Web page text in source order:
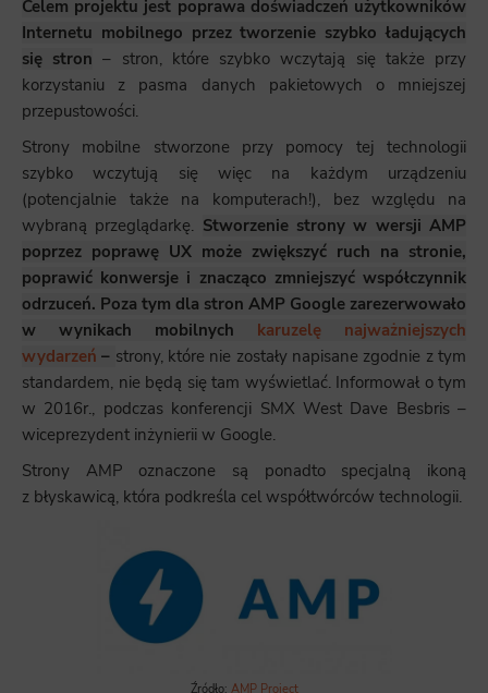
Celem projektu jest poprawa doświadczeń użytkowników
Internetu mobilnego przez tworzenie szybko ładujących
się stron – stron, które szybko wczytają się także przy
korzystaniu z pasma danych pakietowych o mniejszej
przepustowości.
Strony mobilne stworzone przy pomocy tej technologii
szybko wczytują się więc na każdym urządzeniu
(potencjalnie także na komputerach!), bez względu na
wybraną przeglądarkę. Stworzenie strony w wersji AMP
poprzez poprawę UX może zwiększyć ruch na stronie,
poprawić konwersje i znacząco zmniejszyć współczynnik
odrzuceń. Poza tym dla stron AMP Google zarezerwowało
w wynikach mobilnych karuzelę najważniejszych
wydarzeń – strony, które nie zostały napisane zgodnie z tym
standardem, nie będą się tam wyświetlać. Informował o tym
w 2016r., podczas konferencji SMX West Dave Besbris –
wiceprezydent inżynierii w Google.
Strony AMP oznaczone są ponadto specjalną ikoną
z błyskawicą, która podkreśla cel współtwórców technologii.
Źródło: AMP Project